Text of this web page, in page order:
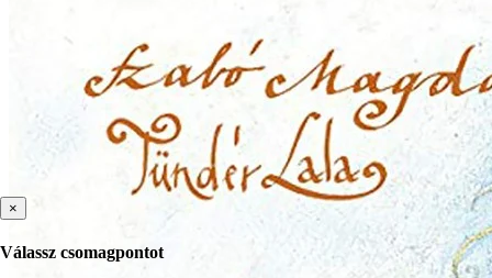
×
Válassz csomagpontot